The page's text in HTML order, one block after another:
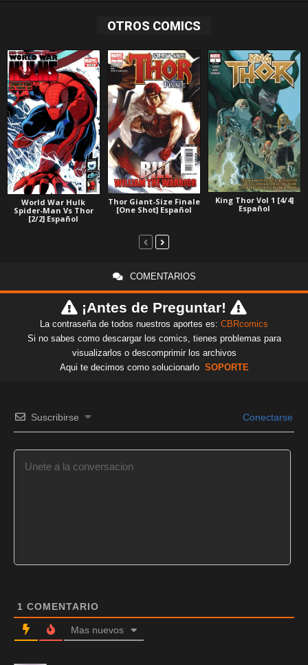
OTROS COMICS
World War Hulk
Spider-Man Vs Thor
[2/2] Español
Thor Giant-Size Finale
[One Shot] Español
King Thor Vol 1 [4/4]
Español
COMENTARIOS
¡Antes de Preguntar!
La contraseña de todos nuestros aportes es: CBRcomics
Si no sabes como descargar los comics, tienes problemas para
visualizarlos o descomprimir los archivos
Aqui te decimos como solucionarlo SOPORTE
Suscribirse Conectarse
1 COMENTARIO
Mas nuevos